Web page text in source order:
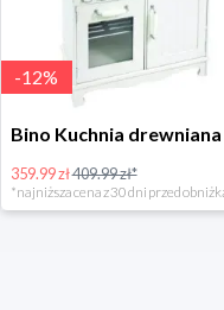
12%
359.99 zł409.99 zł*
*najniższa cena z 30 dni przed obniżką